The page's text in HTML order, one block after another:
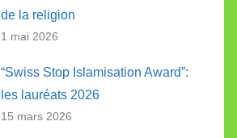
de la religion
1 mai 2026
“Swiss Stop Islamisation Award”:
les lauréats 2026
15 mars 2026